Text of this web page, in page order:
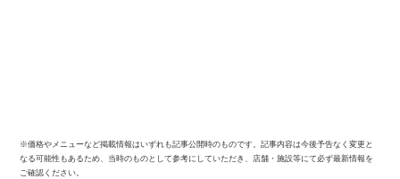
※価格やメニューなど掲載情報はいずれも記事公開時のものです。記事内容は今後予告なく変更と
なる可能性もあるため、当時のものとして参考にしていただき、店舗・施設等にて必ず最新情報を
ご確認ください。